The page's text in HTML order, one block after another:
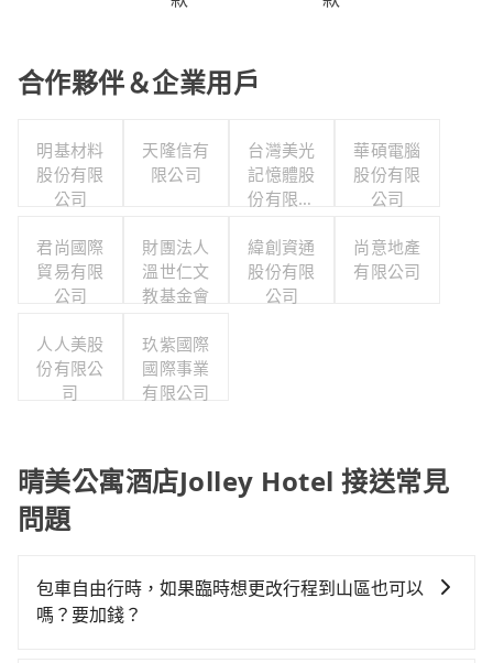
合作夥伴＆企業用戶
明基材料
股份有限
公司
天隆信有
限公司
台灣美光
記憶體股
份有限公
華碩電腦
股份有限
公司
君尚國際
貿易有限
公司
財團法人
溫世仁文
教基金會
緯創資通
股份有限
公司
尚意地產
有限公司
人人美股
份有限公
司
玖紫國際
國際事業
有限公司
晴美公寓酒店Jolley Hotel 接送常見
問題
包車自由行時，如果臨時想更改行程到山區也可以
嗎？要加錢？